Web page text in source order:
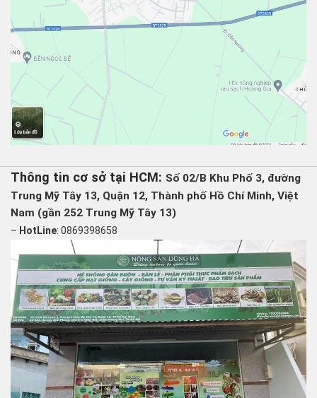
Thông tin cơ sở tại HCM: Số 02/B Khu Phố 3, đường
Trung Mỹ Tây 13, Quận 12, Thành phố Hồ Chí Minh, Việt
Nam (gần 252 Trung Mỹ Tây 13)
– HotLine: 0869398658